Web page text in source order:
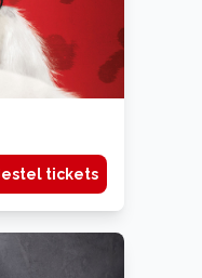
tickets